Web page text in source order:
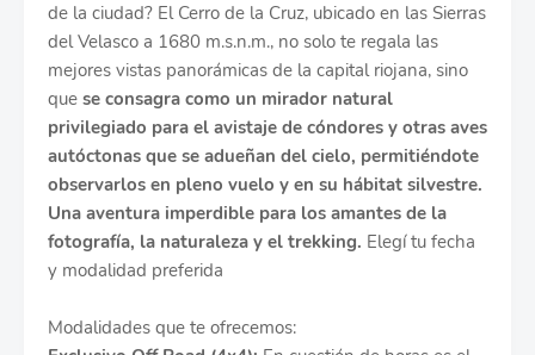
de la ciudad? El Cerro de la Cruz, ubicado en las Sierras
del Velasco a 1680 m.s.n.m., no solo te regala las
mejores vistas panorámicas de la capital riojana, sino
que se consagra como un mirador natural
privilegiado para el avistaje de cóndores y otras aves
autóctonas que se adueñan del cielo, permitiéndote
observarlos en pleno vuelo y en su hábitat silvestre.
Una aventura imperdible para los amantes de la
fotografía, la naturaleza y el trekking. Elegí tu fecha
y modalidad preferida
Modalidades que te ofrecemos: